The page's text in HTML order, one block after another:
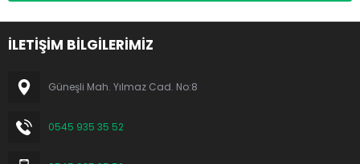
İLETİŞİM BİLGİLERİMİZ
Güneşli Mah. Yılmaz Cad. No:8
0545 935 35 52